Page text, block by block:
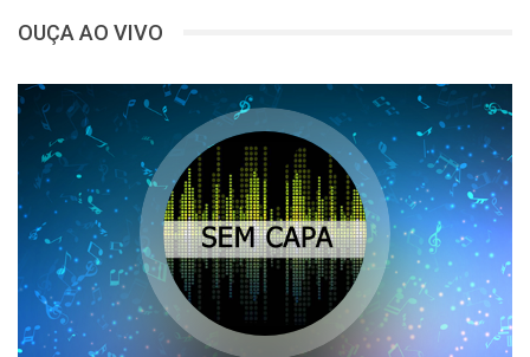
OUÇA AO VIVO